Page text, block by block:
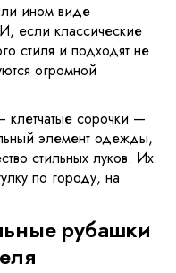
ином виде
если классические
стиля и подходят не
огромной
клетчатые сорочки —
элемент одежды,
стильных луков. Их
по городу, на
рубашки